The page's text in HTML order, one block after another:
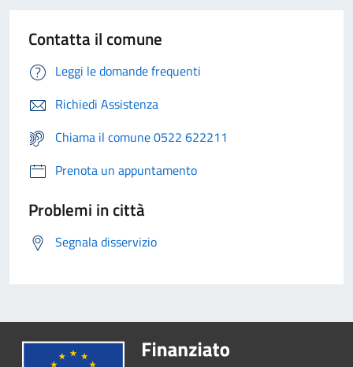
Contatta il comune
Leggi le domande frequenti
Richiedi Assistenza
Chiama il comune 0522 622211
Prenota un appuntamento
Problemi in città
Segnala disservizio